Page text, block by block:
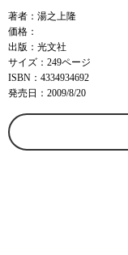
著者：湯之上隆
価格：
出版：光文社
サイズ：249ページ
ISBN：4334934692
発売日：2009/8/20